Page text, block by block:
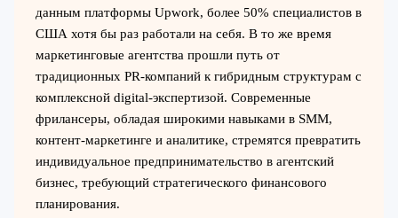
данным платформы Upwork, более 50% специалистов в
США хотя бы раз работали на себя. В то же время
маркетинговые агентства прошли путь от
традиционных PR-компаний к гибридным структурам с
комплексной digital-экспертизой. Современные
фрилансеры, обладая широкими навыками в SMM,
контент-маркетинге и аналитике, стремятся превратить
индивидуальное предпринимательство в агентский
бизнес, требующий стратегического финансового
планирования.